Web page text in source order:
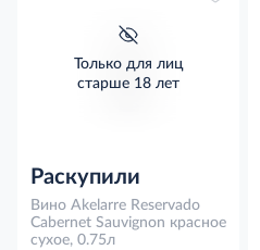
Только для лиц
старше 18 лет
Раскупили
Вино Akelarre Reservado
Cabernet Sauvignon красное
сухое, 0.75л